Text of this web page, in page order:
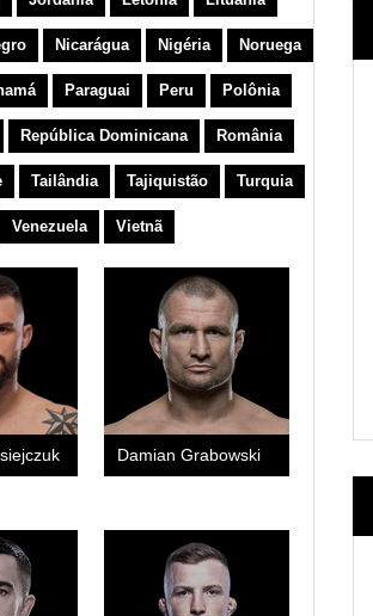
Nicarágua Nigéria Noruega
Paraguai Peru Polônia
República Dominicana România
Tailândia Tajiquistão Turquia
Venezuela Vietnã
Damian Grabowski